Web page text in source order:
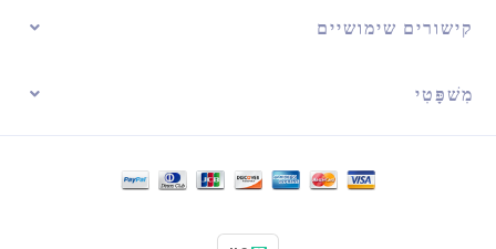
קישורים שימושיים
מִשׁפָּטִי